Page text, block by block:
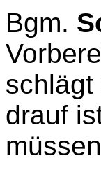
Bgm.
schlägt
drauf